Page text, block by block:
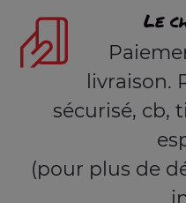
Le
livraison.
sécurisé, cb,
(pour plus de